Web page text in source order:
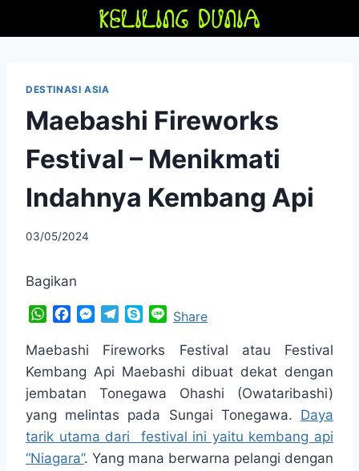
DESTINASI ASIA
Maebashi Fireworks
Festival – Menikmati
Indahnya Kembang Api
By
03/05/2024
Bagikan
W
a
t
s
A
p
p
c
e
o
o
k
M
s
e
g
e
r
l
e
r
m
y
p
e
Share
Maebashi Fireworks Festival atau Festival
Kembang Api Maebashi dibuat dekat dengan
jembatan Tonegawa Ohashi (Owataribashi)
yang melintas pada Sungai Tonegawa. Daya
tarik utama dari festival ini yaitu kembang api
“Niagara”. Yang mana berwarna pelangi dengan